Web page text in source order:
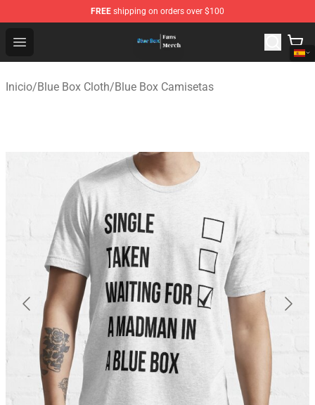
FREE shipping on orders over $100
Open menu
Blue Box Store - Official Blue Box Merchandise Shop
Inicio/Blue Box Cloth/Blue Box Camisetas